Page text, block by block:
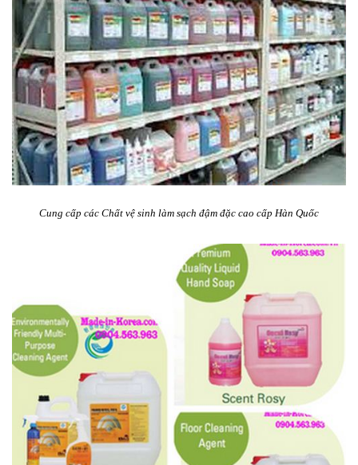
Cung cấp các Chất vệ sinh làm sạch đậm đặc cao cấp Hàn Quốc